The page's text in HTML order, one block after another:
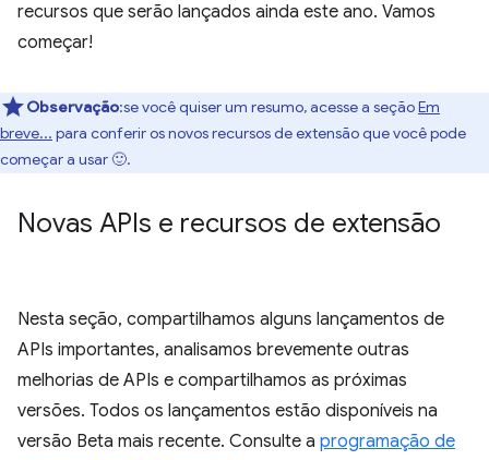
recursos que serão lançados ainda este ano. Vamos
começar!
Observação:se você quiser um resumo, acesse a seçãoEm
breve... para conferir os novos recursos de extensão que você pode
começar a usar 🙂.
Novas APIs e recursos de extensão
Nesta seção, compartilhamos alguns lançamentos de
APIs importantes, analisamos brevemente outras
melhorias de APIs e compartilhamos as próximas
versões. Todos os lançamentos estão disponíveis na
versão Beta mais recente. Consulte a programação de